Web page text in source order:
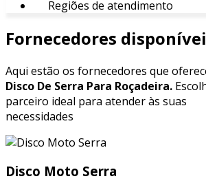
Regiões de atendimento
Fornecedores
Aqui estão os fornecedores que
Disco De Serra Para Roçadeira.
parceiro ideal para atender às suas
necessidades
Disco Moto Serra